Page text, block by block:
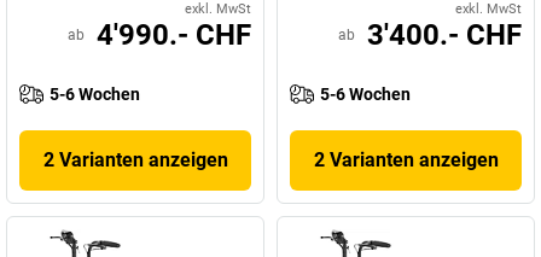
exkl. MwSt
ab 4'990.- CHF
5-6 Wochen
2 Varianten anzeigen
exkl. MwSt
ab 3'400.- CHF
5-6 Wochen
2 Varianten anzeigen